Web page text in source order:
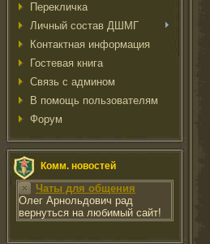
Перекличка
Личный состав ДШМГ
Контактная информация
Гостевая книга
Связь с админом
В помощь пользователям
Форум
Комм. новостей
Чаты для общения
Олег Арнольдович рад
вернуться на любимый сайт!